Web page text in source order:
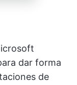
dar forma
de